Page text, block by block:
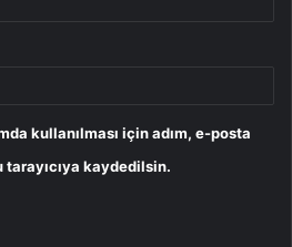
kullanılması için adım, e-posta
kaydedilsin.